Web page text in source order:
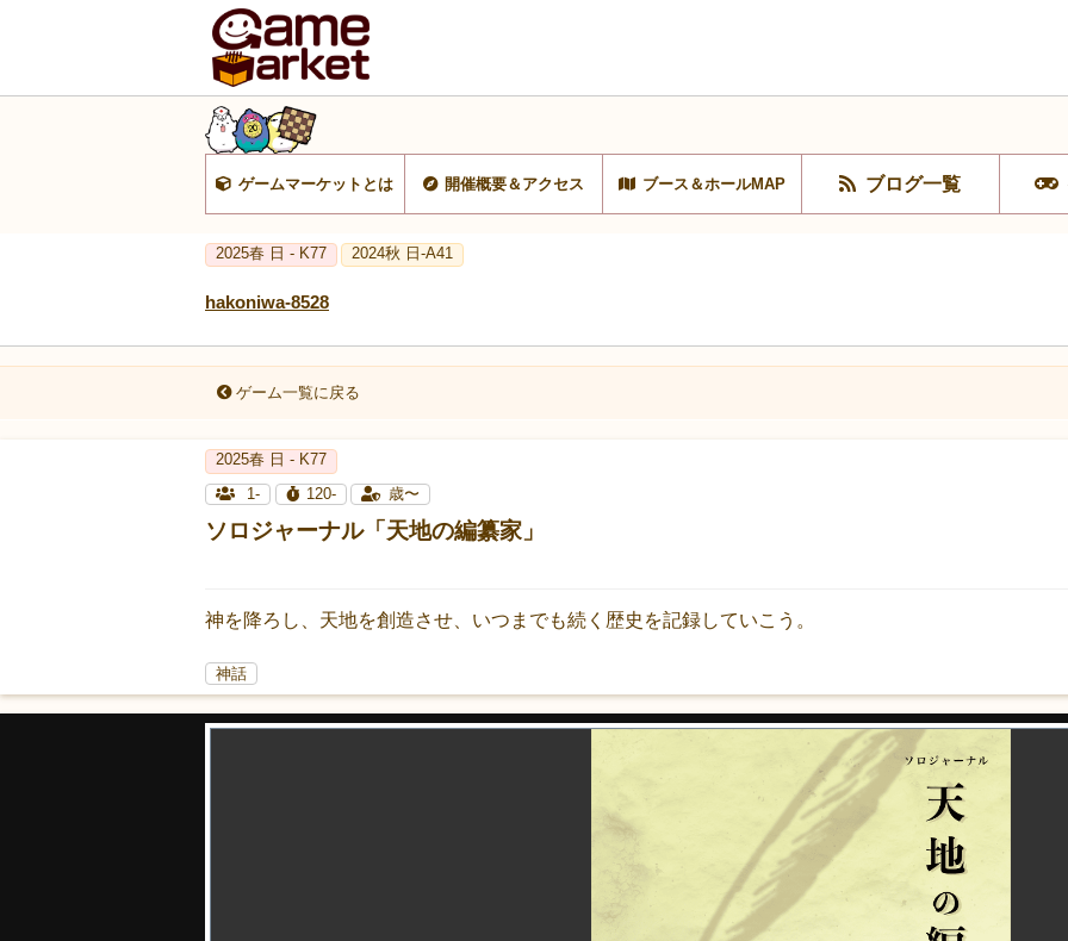
ゲームマーケットとは 開催概要＆アクセス ブース＆ホールMAP ブログ一覧
2025春 日 - K77 2024秋 日-A41
hakoniwa-8528
ゲーム一覧に戻る
2025春 日 - K77
1-
120- 歳〜
ソロジャーナル「天地の編纂家」
神を降ろし、天地を創造させ、いつまでも続く歴史を記録していこう。
神話